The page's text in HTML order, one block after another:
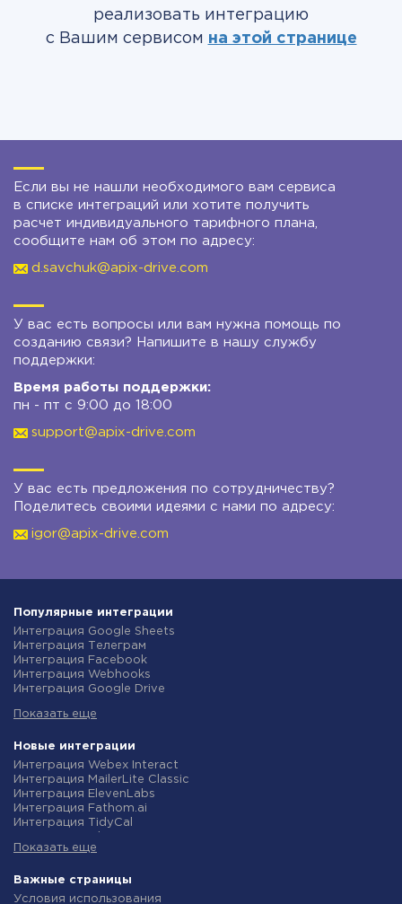
реализовать интеграцию
с Вашим сервисом на этой странице
Если вы не нашли необходимого вам сервиса
в списке интеграций или хотите получить
расчет индивидуального тарифного плана,
сообщите нам об этом по адресу:
d.savchuk@apix-drive.com
У вас есть вопросы или вам нужна помощь по
созданию связи? Напишите в нашу службу
поддержки:
Время работы поддержки:
пн - пт с 9:00 до 18:00
support@apix-drive.com
У вас есть предложения по сотрудничеству?
Поделитесь своими идеями с нами по адресу:
igor@apix-drive.com
Популярные интеграции
Интеграция Google Sheets
Интеграция Телеграм
Интеграция Facebook
Интеграция Webhooks
Интеграция Google Drive
Интеграция Gmail
Интеграция Новая Почта
Интеграция Binotel
Интеграция OpenAI (ChatGPT)
Интеграция Prom
Интеграция Приват24
Интеграция OLX
Интеграция TurboSMS
Интеграция SendPulse
Интеграция Stream Telecom
Показать еще
Новые интеграции
Интеграция Webex Interact
Интеграция MailerLite Classic
Интеграция ElevenLabs
Интеграция Fathom.ai
Интеграция TidyCal
Интеграция Gist
Интеграция Straico
Интеграция Rows
Показать еще
Важные страницы
Условия использования